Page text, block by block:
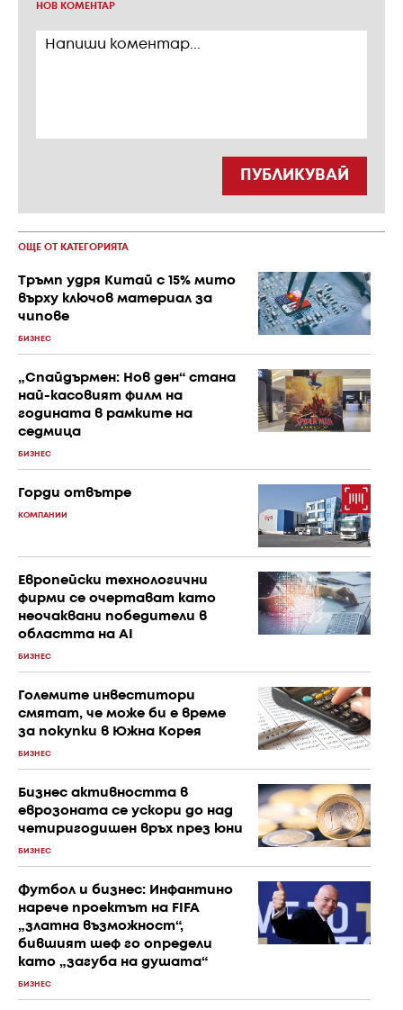
НОВ КОМЕНТАР
ПУБЛИКУВАЙ
ОЩЕ ОТ КАТЕГОРИЯТА
Тръмп удря Китай с 15% мито
върху ключов материал за
чипове
БИЗНЕС
„Спайдърмен: Нов ден“ стана
най-касовият филм на
годината в рамките на
седмица
БИЗНЕС
Горди отвътре
КОМПАНИИ
Европейски технологични
фирми се очертават като
неочаквани победители в
областта на AI
БИЗНЕС
Големите инвеститори
смятат, че може би е време
за покупки в Южна Корея
БИЗНЕС
Бизнес активността в
еврозоната се ускори до над
четиригодишен връх през юни
БИЗНЕС
Футбол и бизнес: Инфантино
нарече проектът на FIFA
„златна възможност“,
бившият шеф го определи
като „загуба на душата“
БИЗНЕС